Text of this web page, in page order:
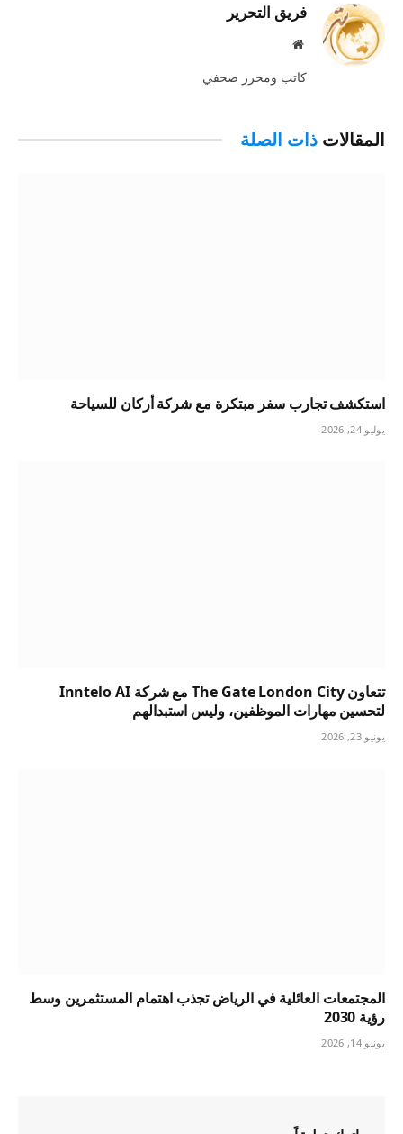
فريق التحرير
موقع
كاتب ومحرر صحفي
المقالات ذات الصلة
استكشف تجارب سفر مبتكرة مع شركة أركان للسياحة
يوليو 24, 2026
تتعاون The Gate London City مع شركة Inntelo AI
لتحسين مهارات الموظفين، وليس استبدالهم
يونيو 23, 2026
المجتمعات العائلية في الرياض تجذب اهتمام المستثمرين وسط
رؤية 2030
يونيو 14, 2026